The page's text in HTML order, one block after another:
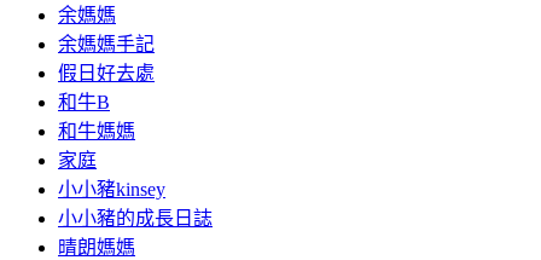
余媽媽
余媽媽手記
假日好去處
和牛B
和牛媽媽
家庭
小小豬kinsey
小小豬的成長日誌
晴朗媽媽